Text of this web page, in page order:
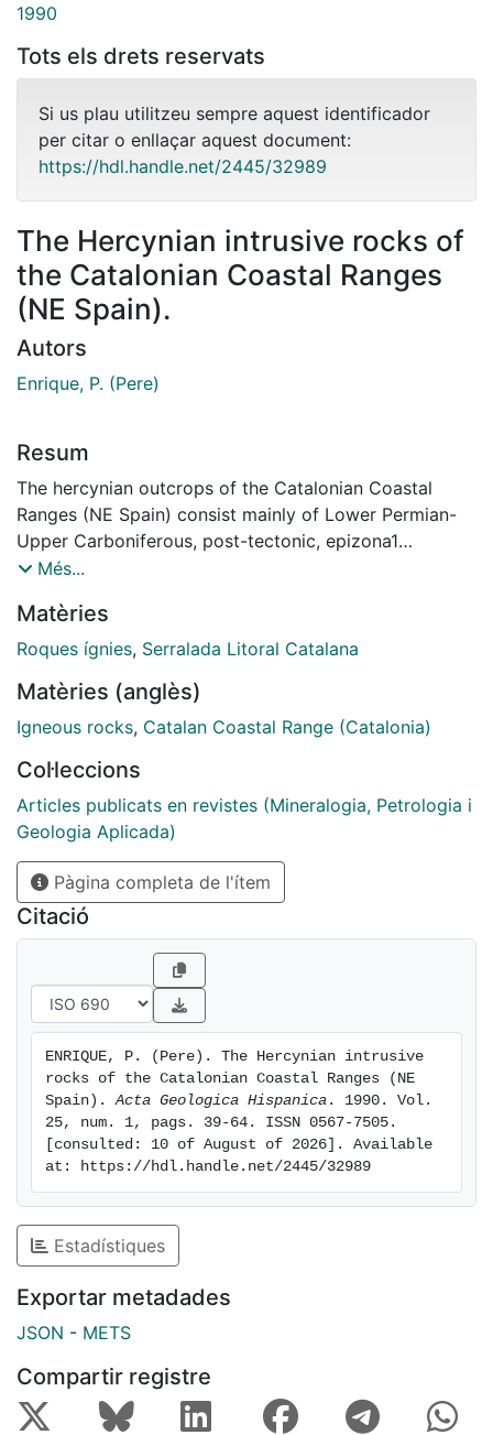
1990
Tots els drets reservats
Si us plau utilitzeu sempre aquest identificador
per citar o enllaçar aquest document:
https://hdl.handle.net/2445/32989
The Hercynian intrusive rocks of
the Catalonian Coastal Ranges
(NE Spain).
Autors
Enrique, P. (Pere)
Resum
The hercynian outcrops of the Catalonian Coastal
Ranges (NE Spain) consist mainly of Lower Permian-
Upper Carboniferous, post-tectonic, epizona1
granitoid intrusions which form a typical applutonic
gabbros and ultramafic olivine homblendites throught
on alites and granodioritcs to leucogranites. This suite
Sr isotope ratios similar to volcanic arc and post-
collision magmatism oceanic lithosphere and to have
believed to have formed above subducted with melts
from the crust
Més...
Matèries
Roques ígnies, Serralada Litoral Catalana
Matèries (anglès)
Igneous rocks, Catalan Coastal Range (Catalonia)
Col·leccions
Articles publicats en revistes (Mineralogia, Petrologia i
Geologia Aplicada)
Pàgina completa de l'ítem
Citació
ENRIQUE, P. (Pere). The Hercynian intrusive
rocks of the Catalonian Coastal Ranges (NE
Spain). Acta Geologica Hispanica . 1990. Vol.
25, num. 1, pags. 39-64. ISSN 0567-7505.
[consulted: 10 of August of 2026]. Available
at: https://hdl.handle.net/2445/32989
Estadístiques
Exportar metadades
JSON - METS
Compartir registre